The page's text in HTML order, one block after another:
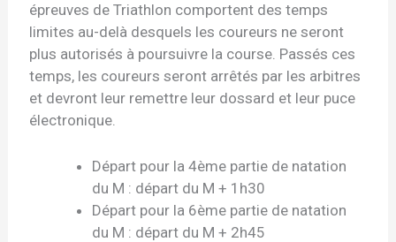
épreuves de Triathlon comportent des temps
limites au-delà desquels les coureurs ne seront
plus autorisés à poursuivre la course. Passés ces
temps, les coureurs seront arrêtés par les arbitres
et devront leur remettre leur dossard et leur puce
électronique.
Départ pour la 4ème partie de natation
du M : départ du M + 1h30
Départ pour la 6ème partie de natation
du M : départ du M + 2h45